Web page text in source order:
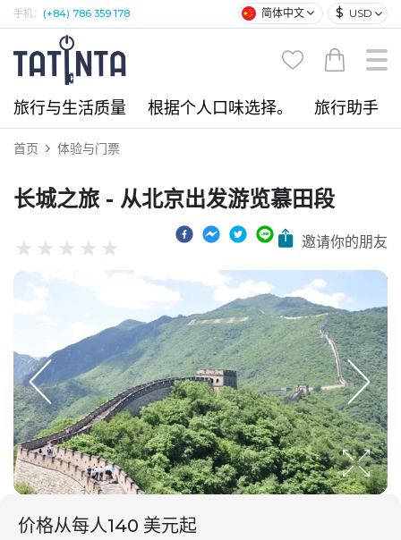
手机： (+84) 786 359 178 简体中文 $ USD
旅行与生活质量 根据个人口味选择。 旅行助手
首页 体验与门票
长城之旅 - 从北京出发游览慕田段
邀请你的朋友
价格从每人140 美元起